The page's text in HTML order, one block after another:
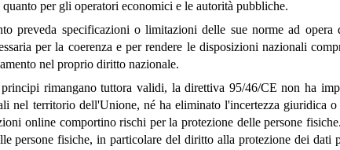
per gli operatori economici e le autorità pubbliche.
preveda specificazioni o limitazioni delle sue norme ad
per la coerenza e per rendere le disposizioni nazionali
nel proprio diritto nazionale.
rimangano tuttora validi, la direttiva 95/46/CE non ha
nel territorio dell'Unione, né ha eliminato l'incertezza giuridica
online comportino rischi per la protezione delle persone
persone fisiche, in particolare del diritto alla protezione dei dati